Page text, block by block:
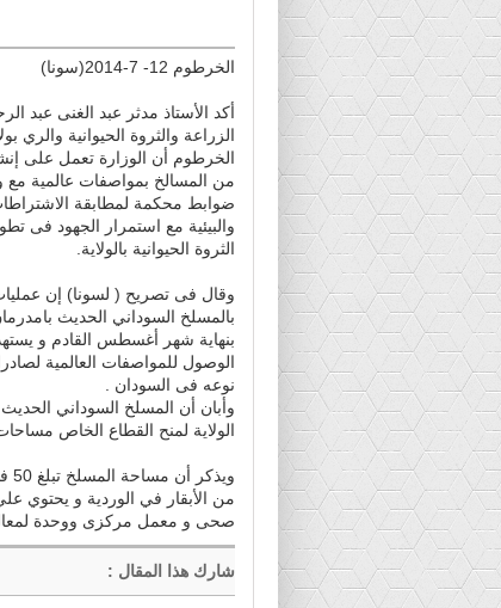
الخرطوم 12- 7-2014(سونا)
أكد الأستاذ مدثر عبد الغنى عبد
الزراعة والثروة الحيوانية والري
الخرطوم أن الوزارة تعمل على
من المسالخ بمواصفات عالمية مع
ضوابط محكمة لمطابقة
والبيئية مع استمرار الجهود فى
الثروة الحيوانية بالولاية.
وقال فى تصريح ( لسونا) إن
بالمسلخ السوداني الحديث
بنهاية شهر أغسطس القادم و
الوصول للمواصفات العالمية
نوعه فى السودان .
وأبان أن المسلخ السوداني
الولاية لمنح القطاع الخاص
من الأبقار في الوردية و يحتوي
صحى و معمل مركزى ووحدة لمعالجة وحفظ
شارك هذا المقال :